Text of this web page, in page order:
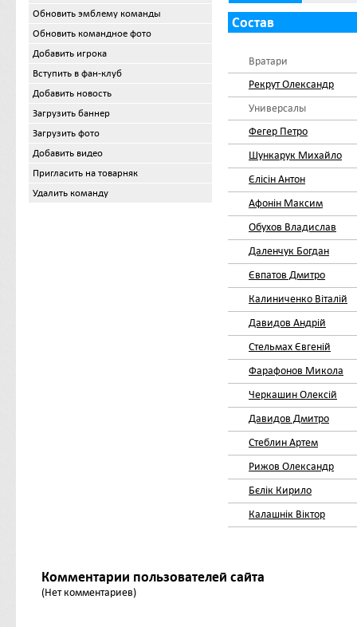
Обновить эмблему команды
Обновить командное фото
Добавить игрока
Вступить в фан-клуб
Добавить новость
Загрузить баннер
Загрузить фото
Добавить видео
Пригласить на товарняк
Удалить команду
Состав
Вратари
Рекрут Олександр
Универсалы
Фегер Петро
Шункарук Михайло
Єлісін Антон
Афонін Максим
Обухов Владислав
Даленчук Богдан
Євпатов Дмитро
Калиниченко Віталій
Давидов Андрій
Стельмах Євгеній
Фарафонов Микола
Черкашин Олексій
Давидов Дмитро
Стеблин Артем
Рижов Олександр
Бєлік Кирило
Калашнік Віктор
Комментарии пользователей сайта
(Нет комментариев)